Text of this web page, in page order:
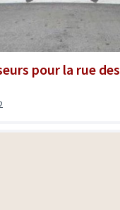
pour la rue des